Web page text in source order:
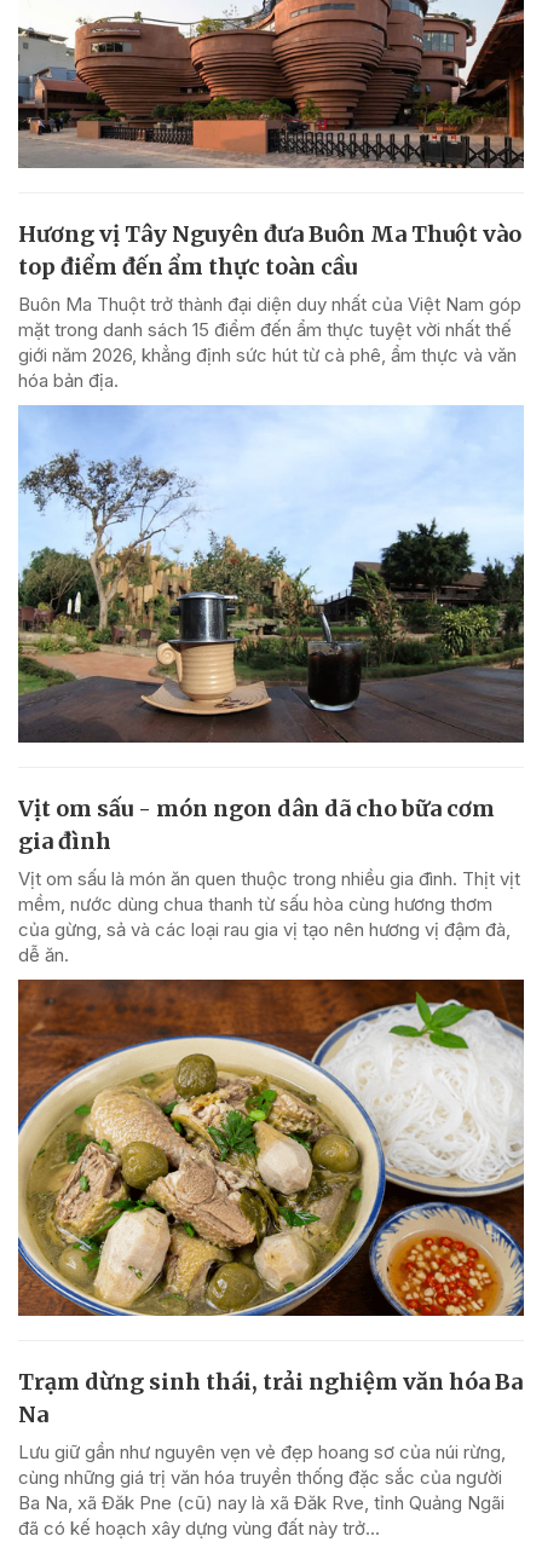
Hương vị Tây Nguyên đưa Buôn Ma Thuột vào
top điểm đến ẩm thực toàn cầu
Buôn Ma Thuột trở thành đại diện duy nhất của Việt Nam góp
mặt trong danh sách 15 điểm đến ẩm thực tuyệt vời nhất thế
giới năm 2026, khẳng định sức hút từ cà phê, ẩm thực và văn
hóa bản địa.
Vịt om sấu - món ngon dân dã cho bữa cơm
gia đình
Vịt om sấu là món ăn quen thuộc trong nhiều gia đình. Thịt vịt
mềm, nước dùng chua thanh từ sấu hòa cùng hương thơm
của gừng, sả và các loại rau gia vị tạo nên hương vị đậm đà,
dễ ăn.
Trạm dừng sinh thái, trải nghiệm văn hóa Ba
Na
Lưu giữ gần như nguyên vẹn vẻ đẹp hoang sơ của núi rừng,
cùng những giá trị văn hóa truyền thống đặc sắc của người
Ba Na, xã Đăk Pne (cũ) nay là xã Đăk Rve, tỉnh Quảng Ngãi
đã có kế hoạch xây dựng vùng đất này trở...